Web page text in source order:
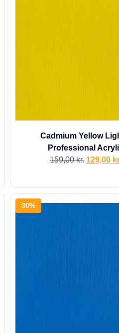
Cadmium Yellow
Professional
159,00kr. 129,00
30%